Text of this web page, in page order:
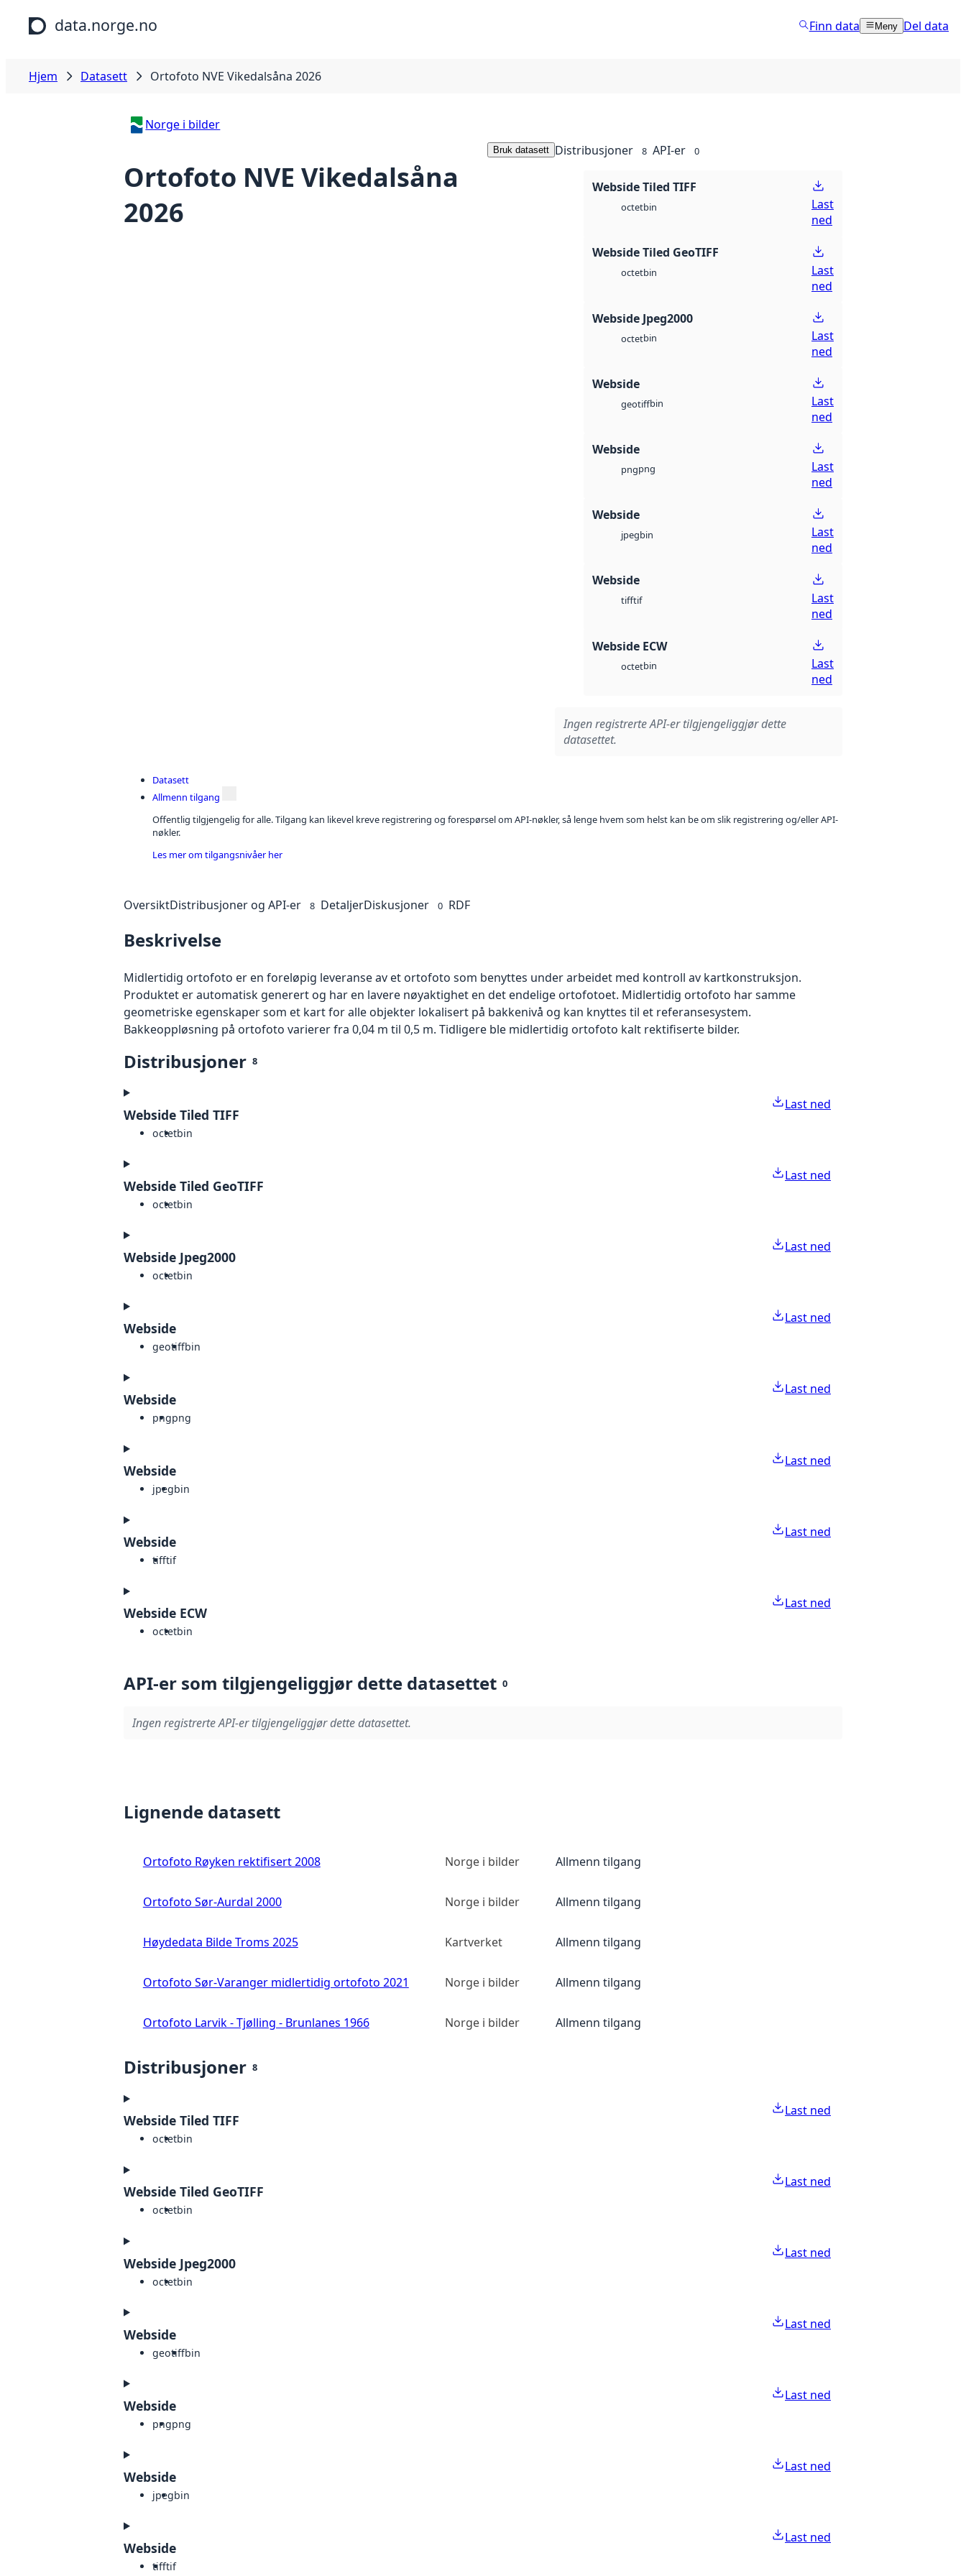
Hopp til hovedinnhold
data.norge.no Finn data Meny Del data
Hjem Datasett Ortofoto NVE Vikedalsåna 2026
Norge i bilder
Ortofoto NVE Vikedalsåna
2026
Bruk datasett Distribusjoner 8 API-er 0
Webside Tiled TIFF
octetbin
Last
ned
Webside Tiled GeoTIFF
octetbin
Last
ned
Webside Jpeg2000
octetbin
Last
ned
Webside
geotiffbin
Last
ned
Webside
pngpng
Last
ned
Webside
jpegbin
Last
ned
Webside
tifftif
Last
ned
Webside ECW
octetbin
Last
ned
Ingen registrerte API-er tilgjengeliggjør dette
datasettet.
Datasett
Allmenn tilgang
Offentlig tilgjengelig for alle. Tilgang kan likevel kreve registrering og forespørsel om API-nøkler, så lenge hvem som helst kan be om slik registrering og/eller API-
nøkler.
Les mer om tilgangsnivåer her
OversiktDistribusjoner og API-er 8 DetaljerDiskusjoner 0 RDF
Beskrivelse
Midlertidig ortofoto er en foreløpig leveranse av et ortofoto som benyttes under arbeidet med kontroll av kartkonstruksjon.
Produktet er automatisk generert og har en lavere nøyaktighet en det endelige ortofotoet. Midlertidig ortofoto har samme
geometriske egenskaper som et kart for alle objekter lokalisert på bakkenivå og kan knyttes til et referansesystem.
Bakkeoppløsning på ortofoto varierer fra 0,04 m til 0,5 m. Tidligere ble midlertidig ortofoto kalt rektifiserte bilder.
Distribusjoner 8
Webside Tiled TIFF
octetbin
Last ned
Webside Tiled GeoTIFF
octetbin
Last ned
Webside Jpeg2000
octetbin
Last ned
Webside
geotiffbin
Last ned
Webside
pngpng
Last ned
Webside
jpegbin
Last ned
Webside
tifftif
Last ned
Webside ECW
octetbin
Last ned
API-er som tilgjengeliggjør dette datasettet 0
Ingen registrerte API-er tilgjengeliggjør dette datasettet.
Lignende datasett
Ortofoto Røyken rektifisert 2008 Norge i bilder Allmenn tilgang
Ortofoto Sør-Aurdal 2000 Norge i bilder Allmenn tilgang
Høydedata Bilde Troms 2025 Kartverket Allmenn tilgang
Ortofoto Sør-Varanger midlertidig ortofoto 2021 Norge i bilder Allmenn tilgang
Ortofoto Larvik - Tjølling - Brunlanes 1966 Norge i bilder Allmenn tilgang
Distribusjoner 8
Webside Tiled TIFF
octetbin
Last ned
Webside Tiled GeoTIFF
octetbin
Last ned
Webside Jpeg2000
octetbin
Last ned
Webside
geotiffbin
Last ned
Webside
pngpng
Last ned
Webside
jpegbin
Last ned
Webside
tifftif
Last ned